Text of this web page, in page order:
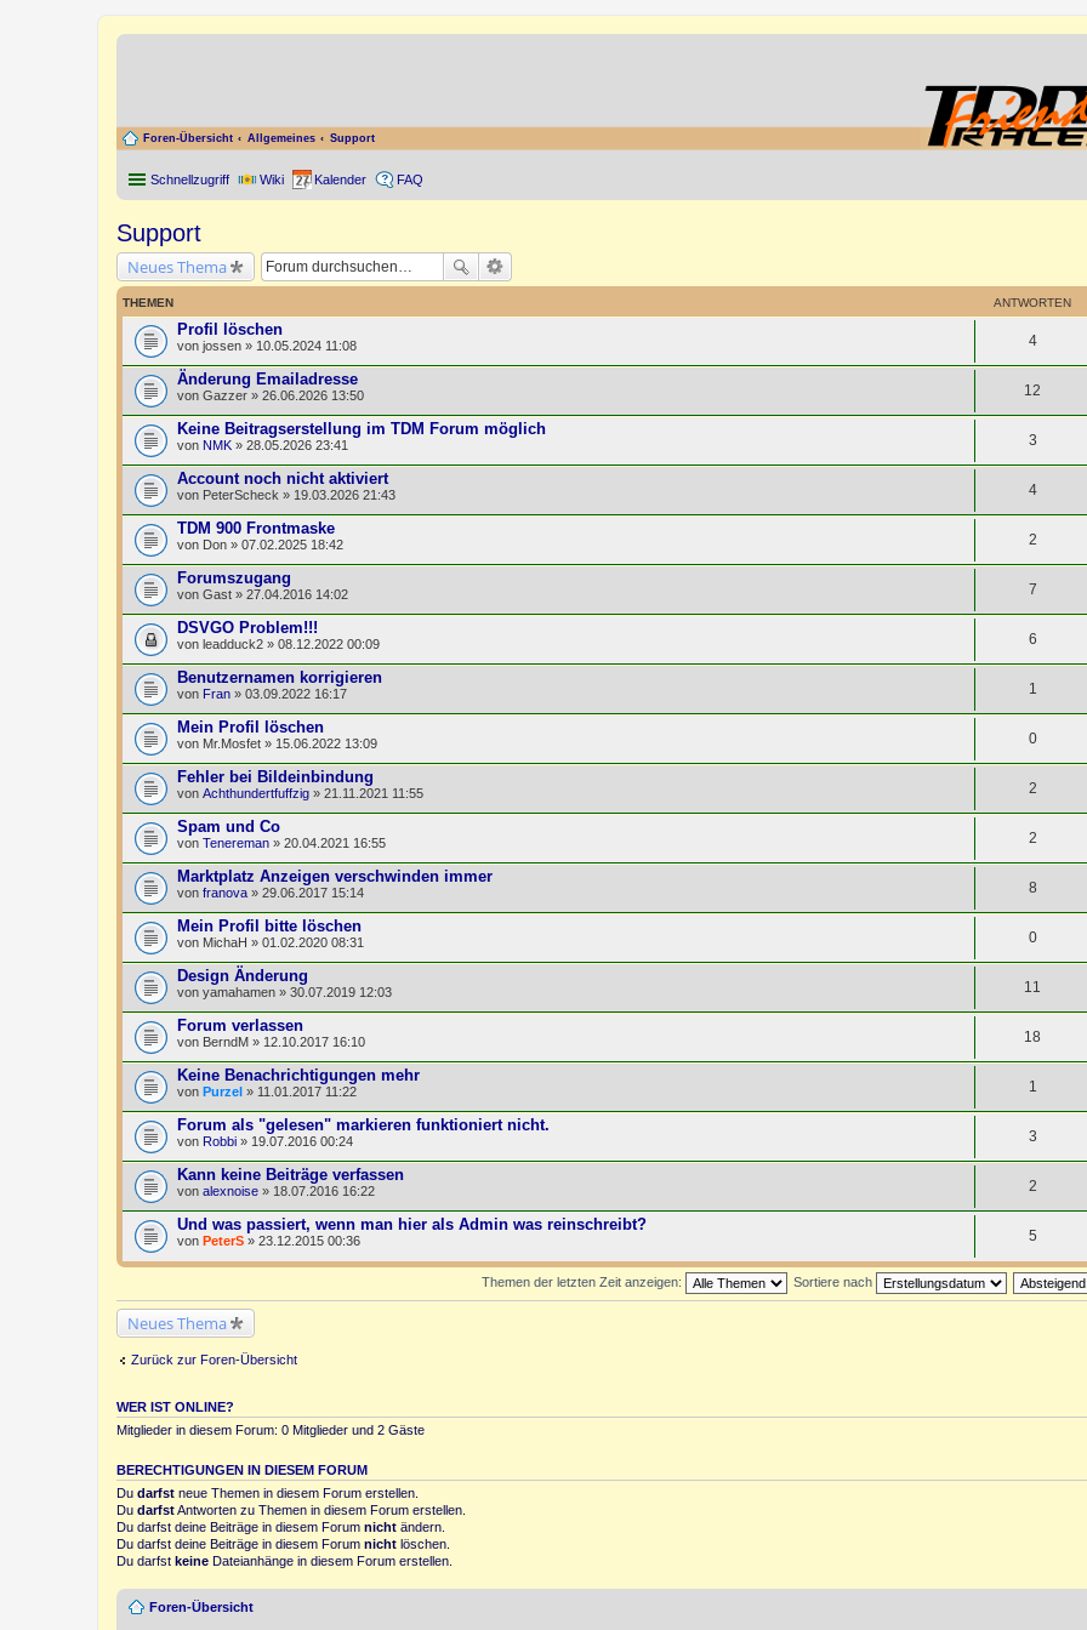
Foren-Übersicht Allgemeines Support
Schnellzugriff Wiki Kalender FAQ
Support
Neues Thema
THEMEN ANTWORTEN
Profil löschen
von jossen » 10.05.2024 11:08 4
Änderung Emailadresse
von Gazzer » 26.06.2026 13:50 12
Keine Beitragserstellung im TDM Forum möglich
von NMK » 28.05.2026 23:41 3
Account noch nicht aktiviert
von PeterScheck » 19.03.2026 21:43 4
TDM 900 Frontmaske
von Don » 07.02.2025 18:42 2
Forumszugang
von Gast » 27.04.2016 14:02 7
DSVGO Problem!!!
von leadduck2 » 08.12.2022 00:09 6
Benutzernamen korrigieren
von Fran » 03.09.2022 16:17 1
Mein Profil löschen
von Mr.Mosfet » 15.06.2022 13:09 0
Fehler bei Bildeinbindung
von Achthundertfuffzig » 21.11.2021 11:55 2
Spam und Co
von Tenereman » 20.04.2021 16:55 2
Marktplatz Anzeigen verschwinden immer
von franova » 29.06.2017 15:14 8
Mein Profil bitte löschen
von MichaH » 01.02.2020 08:31 0
Design Änderung
von yamahamen » 30.07.2019 12:03 11
Forum verlassen
von BerndM » 12.10.2017 16:10 18
Keine Benachrichtigungen mehr
von Purzel » 11.01.2017 11:22 1
Forum als "gelesen" markieren funktioniert nicht.
von Robbi » 19.07.2016 00:24 3
Kann keine Beiträge verfassen
von alexnoise » 18.07.2016 16:22 2
Und was passiert, wenn man hier als Admin was reinschreibt?
von PeterS » 23.12.2015 00:36 5
Themen der letzten Zeit anzeigen: Sortiere nach
Neues Thema
Zurück zur Foren-Übersicht
WER IST ONLINE?
Mitglieder in diesem Forum: 0 Mitglieder und 2 Gäste
BERECHTIGUNGEN IN DIESEM FORUM
Du darfst neue Themen in diesem Forum erstellen.
Du darfstAntworten zu Themen in diesem Forum erstellen.
Du darfst deine Beiträge in diesem Forum nicht ändern.
Du darfst deine Beiträge in diesem Forum nicht löschen.
Du darfst keine Dateianhänge in diesem Forum erstellen.
Foren-Übersicht